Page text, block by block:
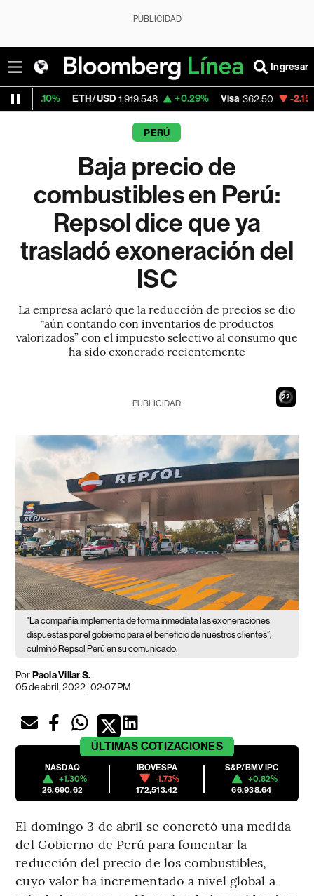
PUBLICIDAD
Ingresar
ETH/USD 1,919.548 +0.29% Visa 362.50 -2.15%
PERÚ
Baja precio de
combustibles en Perú:
Repsol dice que ya
trasladó exoneración del
ISC
La empresa aclaró que la reducción de precios se dio
“aún contando con inventarios de productos
valorizados” con el impuesto selectivo al consumo que
ha sido exonerado recientemente
21
PUBLICIDAD
"La compañía implementa de forma inmediata las exoneraciones
dispuestas por el gobierno para el beneficio de nuestros clientes”,
culminó Repsol Perú en su comunicado.
PorPaola Villar S.
05 de abril, 2022 | 02:07 PM
ÚLTIMAS COTIZACIONES
NASDAQ
+1.30%
26,690.62
IBOVESPA
-1.73%
172,513.42
S&P/BMV IPC
+0.82%
66,938.64
El domingo 3 de abril se concretó una medida
del Gobierno de Perú para fomentar la
reducción del precio de los combustibles,
cuyo valor ha incrementado a nivel global a